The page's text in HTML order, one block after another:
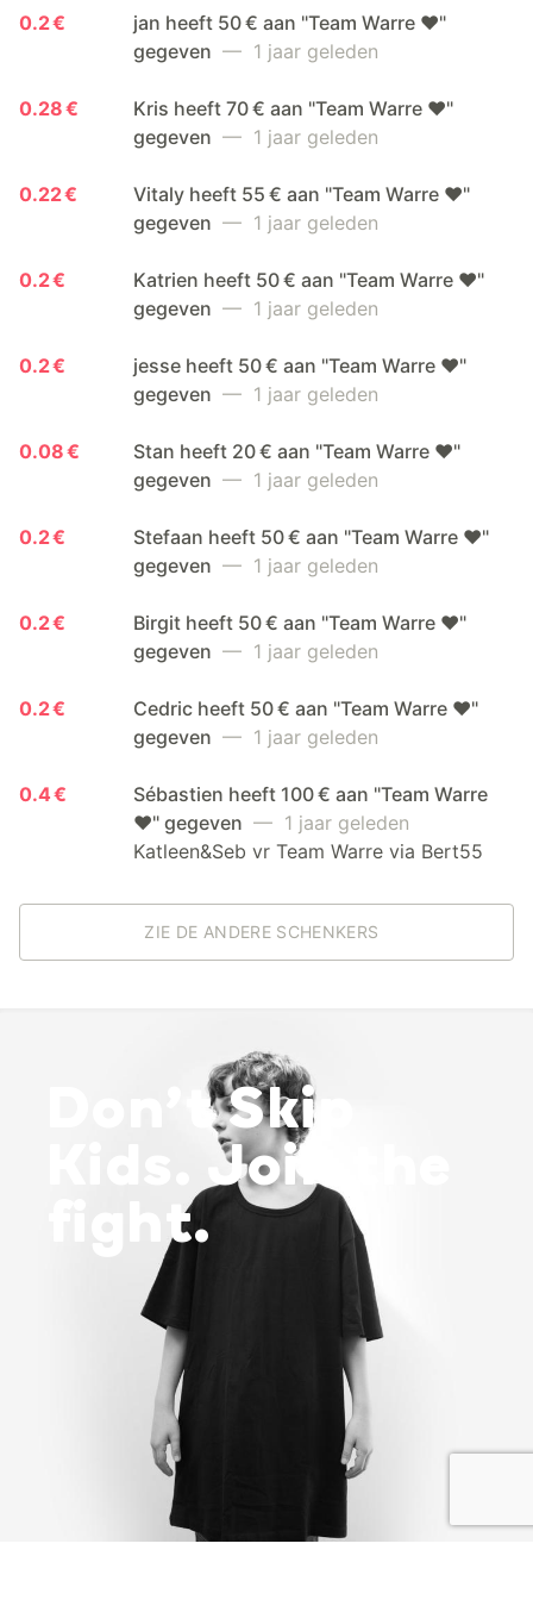
0.2 €
jan heeft 50 € aan "Team Warre ❤️"
gegeven — 1 jaar geleden
0.28 €
Kris heeft 70 € aan "Team Warre ❤️"
gegeven — 1 jaar geleden
0.22 €
Vitaly heeft 55 € aan "Team Warre ❤️"
gegeven — 1 jaar geleden
0.2 €
Katrien heeft 50 € aan "Team Warre ❤️"
gegeven — 1 jaar geleden
0.2 €
jesse heeft 50 € aan "Team Warre ❤️"
gegeven — 1 jaar geleden
0.08 €
Stan heeft 20 € aan "Team Warre ❤️"
gegeven — 1 jaar geleden
0.2 €
Stefaan heeft 50 € aan "Team Warre ❤️"
gegeven — 1 jaar geleden
0.2 €
Birgit heeft 50 € aan "Team Warre ❤️"
gegeven — 1 jaar geleden
0.2 €
Cedric heeft 50 € aan "Team Warre ❤️"
gegeven — 1 jaar geleden
0.4 €
Sébastien heeft 100 € aan "Team Warre
❤️" gegeven — 1 jaar geleden
Katleen&Seb vr Team Warre via Bert55
ZIE DE ANDERE SCHENKERS
Don’t Skip
Kids. Join the
fight.